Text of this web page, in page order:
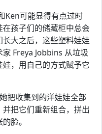
Ken可能显得有点过时
孩子们的储藏柜中总会
大之后，这些塑料娃娃
Freya Jobbins 从垃圾
，用自己的方式赋予它
把收集到的洋娃娃全部
把它们重新组合，拼出
脸。